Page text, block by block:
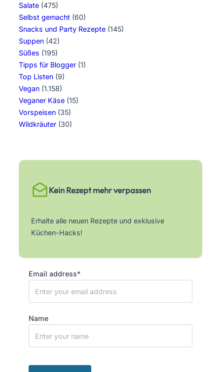
Salate (475)
Selbst gemacht (60)
Snacks und Party Rezepte (145)
Suppen (42)
Süßes (195)
Tipps für Blogger (1)
Top Listen (9)
Vegan (1.158)
Veganer Käse (15)
Vorspeisen (35)
Wildkräuter (30)
Kein Rezept mehr verpassen
Erhalte alle neuen Rezepte und exklusive
Küchen-Hacks!
Email address*
Name